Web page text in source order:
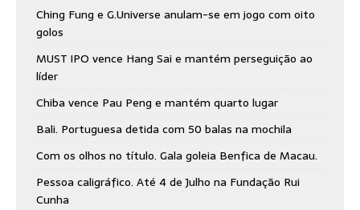
Ching Fung e G.Universe anulam-se em jogo com oito
golos
MUST IPO vence Hang Sai e mantém perseguição ao
líder
Chiba vence Pau Peng e mantém quarto lugar
Bali. Portuguesa detida com 50 balas na mochila
Com os olhos no título. Gala goleia Benfica de Macau.
Pessoa caligráfico. Até 4 de Julho na Fundação Rui
Cunha